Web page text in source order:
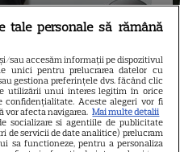
de ce a
tale personale să rămână
sau accesăm informații pe dispozitivul
unici pentru prelucrarea datelor cu
gestiona preferințele dvs. făcând clic
utilizării unui interes legitim în orice
Aceste alegeri vor fi
vor afecta navigarea. Mai multe detalii
socializare si agentiile de publicitate
de servicii de date analitice) prelucram
sa functioneze, pentru a personaliza